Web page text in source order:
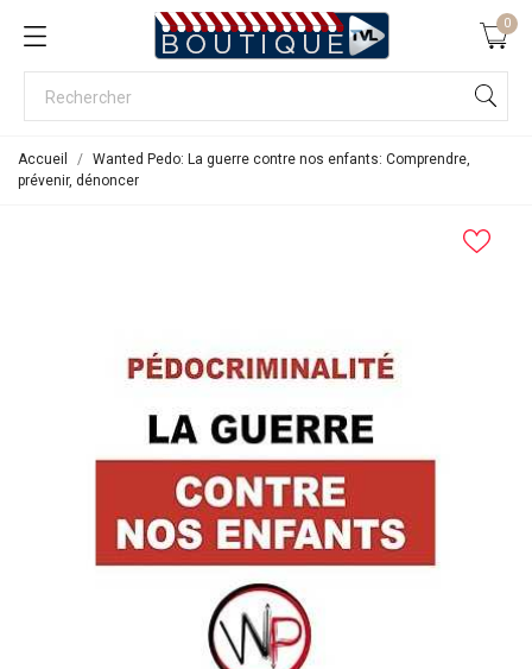
0
Accueil
Wanted Pedo: La guerre contre nos enfants: Comprendre,
prévenir, dénoncer